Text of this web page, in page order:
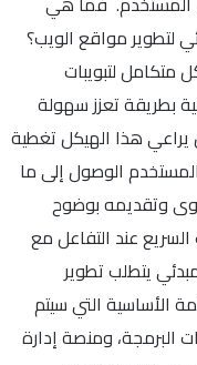
لتطوير مواقع الويب؟
متكامل لتبويبات
بطريقة تعزز سهولة
هذا الهيكل تغطية
الوصول إلى ما
وتقديمه بوضوح
عند التفاعل مع
يتطلب تطوير
الأساسية التي سيتم
البرمجة، ومنصة إدارة